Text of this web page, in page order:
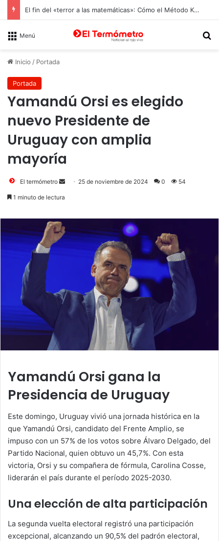
El fin del «terror a las matemáticas»: Cómo el Método Kumon conquista a Chile desde la autonomía y la neurociencia
Menú
Inicio / Portada
Portada
Yamandú Orsi es elegido
nuevo Presidente de
Uruguay con amplia
mayoría
El termómetro
Send 25 de noviembre de 2024 0 54
1 minuto de lectura
Yamandú Orsi gana la
Presidencia de Uruguay
Este domingo, Uruguay vivió una jornada histórica en la
que Yamandú Orsi, candidato del Frente Amplio, se
impuso con un 57% de los votos sobre Álvaro Delgado, del
Partido Nacional, quien obtuvo un 45,7%. Con esta
victoria, Orsi y su compañera de fórmula, Carolina Cosse,
liderarán el país durante el período 2025-2030.
Una elección de alta participación
La segunda vuelta electoral registró una participación
excepcional, alcanzando un 90,5% del padrón electoral,